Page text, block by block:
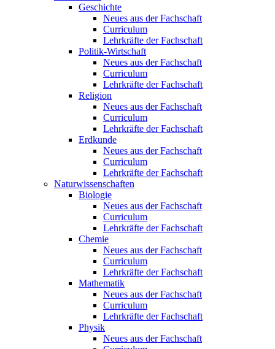
Geschichte
Neues aus der Fachschaft
Curriculum
Lehrkräfte der Fachschaft
Politik-Wirtschaft
Neues aus der Fachschaft
Curriculum
Lehrkräfte der Fachschaft
Religion
Neues aus der Fachschaft
Curriculum
Lehrkräfte der Fachschaft
Erdkunde
Neues aus der Fachschaft
Curriculum
Lehrkräfte der Fachschaft
Naturwissenschaften
Biologie
Neues aus der Fachschaft
Curriculum
Lehrkräfte der Fachschaft
Chemie
Neues aus der Fachschaft
Curriculum
Lehrkräfte der Fachschaft
Mathematik
Neues aus der Fachschaft
Curriculum
Lehrkräfte der Fachschaft
Physik
Neues aus der Fachschaft